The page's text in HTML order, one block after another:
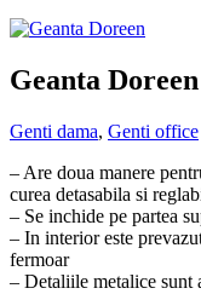
Geanta Doreen
Genti dama, Genti office
– Are doua manere
curea detasabila si
– Se inchide pe partea
– In interior este
fermoar
– Detaliile metalice sunt